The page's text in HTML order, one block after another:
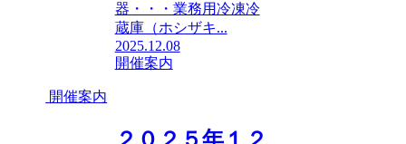
器・・・業務用冷凍冷
蔵庫（ホシザキ...
2025.12.08
開催案内
開催案内